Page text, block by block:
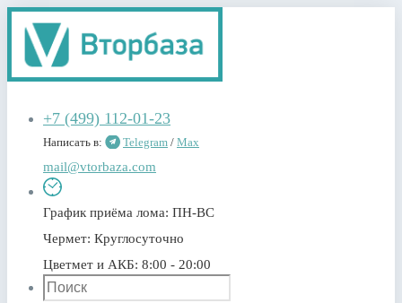
+7 (499) 112-01-23
Написать в: Telegram / Max
mail@vtorbaza.com
График приёма лома: ПН-ВС
Чермет: Круглосуточно
Цветмет и АКБ: 8:00 - 20:00